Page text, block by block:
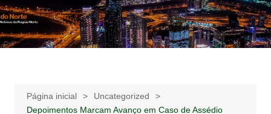
Ir
para
o
Notícias –
Publicidades –
Notícias – Publicidades – Anúncios
Página inicial
Uncategorized
Depoimentos Marcam Avanço em Caso de Assédio